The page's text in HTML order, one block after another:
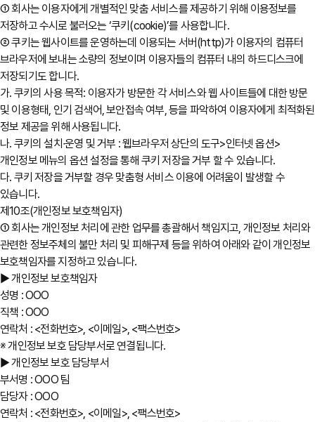
① 회사는 이용자에게 개별적인 맞춤 서비스를 제공하기 위해 이용정보를
저장하고 수시로 불러오는 ‘쿠키(cookie)’를 사용합니다.
② 쿠키는 웹사이트를 운영하는데 이용되는 서버(http)가 이용자의 컴퓨터
브라우저에 보내는 소량의 정보이며 이용자들의 컴퓨터 내의 하드디스크에
저장되기도 합니다.
가. 쿠키의 사용 목적: 이용자가 방문한 각 서비스와 웹 사이트들에 대한 방문
및 이용형태, 인기 검색어, 보안접속 여부, 등을 파악하여 이용자에게 최적화된
정보 제공을 위해 사용됩니다.
나. 쿠키의 설치∙운영 및 거부 : 웹브라우저 상단의 도구>인터넷 옵션>
개인정보 메뉴의 옵션 설정을 통해 쿠키 저장을 거부 할 수 있습니다.
다. 쿠키 저장을 거부할 경우 맞춤형 서비스 이용에 어려움이 발생할 수
있습니다.
제10조(개인정보 보호책임자)
① 회사는 개인정보 처리에 관한 업무를 총괄해서 책임지고, 개인정보 처리와
관련한 정보주체의 불만 처리 및 피해구제 등을 위하여 아래와 같이 개인정보
보호책임자를 지정하고 있습니다.
▶ 개인정보 보호책임자
성명 : OOO
직책 : OOO
연락처 : <전화번호>, <이메일>, <팩스번호>
※ 개인정보 보호 담당부서로 연결됩니다.
▶ 개인정보 보호 담당부서
부서명 : OOO 팀
담당자 : OOO
연락처 : <전화번호>, <이메일>, <팩스번호>